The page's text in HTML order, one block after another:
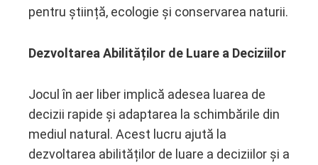
pentru știință, ecologie și conservarea naturii.
Dezvoltarea Abilităților de Luare a Deciziilor
Jocul în aer liber implică adesea luarea de
decizii rapide și adaptarea la schimbările din
mediul natural. Acest lucru ajută la
dezvoltarea abilităților de luare a deciziilor și a